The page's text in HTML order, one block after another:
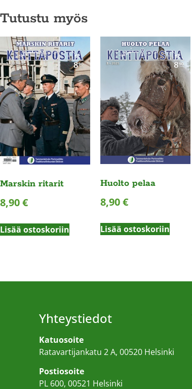
Tutustu myös
Marskin ritarit
8,90€
Lisää ostoskoriin
Huolto pelaa
8,90€
Lisää ostoskoriin
Yhteystiedot
Katuosoite
Ratavartijankatu 2 A, 00520 Helsinki
Postiosoite
PL 600, 00521 Helsinki